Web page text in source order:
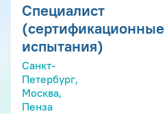
Специалист
(сертификационные
испытания)
Санкт-
Петербург,
Москва,
Пенза